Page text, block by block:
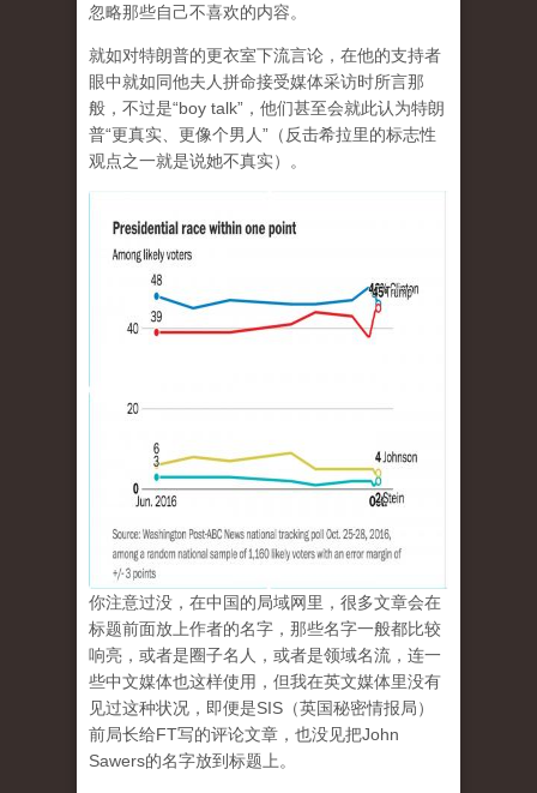
忽略那些自己不喜欢的内容。
就如对特朗普的更衣室下流言论，在他的支持者
眼中就如同他夫人拼命接受媒体采访时所言那
般，不过是“boy talk”，他们甚至会就此认为特朗
普“更真实、更像个男人”（反击希拉里的标志性
观点之一就是说她不真实）。
你注意过没，在中国的局域网里，很多文章会在
标题前面放上作者的名字，那些名字一般都比较
响亮，或者是圈子名人，或者是领域名流，连一
些中文媒体也这样使用，但我在英文媒体里没有
见过这种状况，即便是SIS（英国秘密情报局）
前局长给FT写的评论文章，也没见把John
Sawers的名字放到标题上。